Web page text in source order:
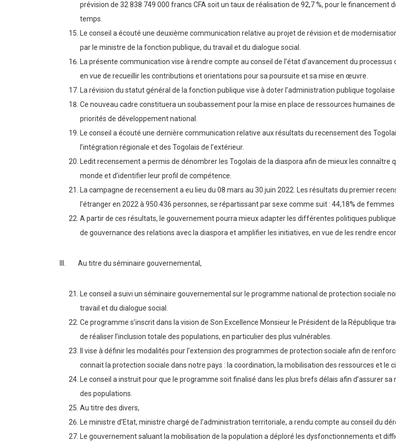
prévision de 32 838 749 000 francs CFA soit un taux de réalisation de 92,7 %, pour le
temps.
Le conseil a écouté une deuxième communication relative au projet de révision et de
par le ministre de la fonction publique, du travail et du dialogue social.
La présente communication vise à rendre compte au conseil de l’état d’avancement du
en vue de recueillir les contributions et orientations pour sa poursuite et sa mise en œuvre.
La révision du statut général de la fonction publique vise à doter l’administration publique
Ce nouveau cadre constituera un soubassement pour la mise en place de ressources humaines
priorités de développement national.
Le conseil a écouté une dernière communication relative aux résultats du recensement des
l’intégration régionale et des Togolais de l’extérieur.
Ledit recensement a permis de dénombrer les Togolais de la diaspora afin de mieux les
monde et d’identifier leur profil de compétence.
La campagne de recensement a eu lieu du 08 mars au 30 juin 2022. Les résultats du premier
l’étranger en 2022 à 950.436 personnes, se répartissant par sexe comme suit : 44,18% de femmes
A partir de ces résultats, le gouvernement pourra mieux adapter les différentes politiques
de gouvernance des relations avec la diaspora et amplifier les initiatives, en vue de les rendre
III. Au titre du séminaire gouvernemental,
Le conseil a suivi un séminaire gouvernemental sur le programme national de protection sociale
travail et du dialogue social.
Ce programme s’inscrit dans la vision de Son Excellence Monsieur le Président de la République
de réaliser l’inclusion totale des populations, en particulier des plus vulnérables.
Il vise à définir les modalités pour l’extension des programmes de protection sociale afin de
connait la protection sociale dans notre pays : la coordination, la mobilisation des ressources et le
Le conseil a instruit pour que le programme soit finalisé dans les plus brefs délais afin d’assurer
des populations.
Au titre des divers,
Le ministre d’Etat, ministre chargé de l’administration territoriale, a rendu compte au conseil du
Le gouvernement saluant la mobilisation de la population a déploré les dysfonctionnements et